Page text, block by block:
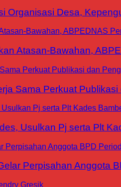
Organisasi Desa,
Atasan-Bawahan,
Sama Perkuat
Usulkan Pj serta Plt
Perpisahan Anggota